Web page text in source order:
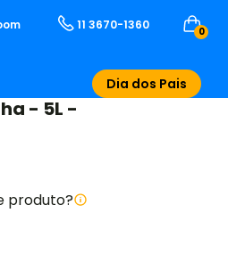
11 3670-1360 0
Dia dos Pais
- 5L -
produto?